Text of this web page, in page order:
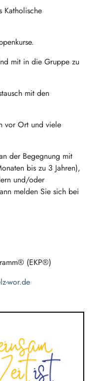
Katholische
mit in die Gruppe zu
mit den
vor Ort und viele
der Begegnung mit
bis zu 3 Jahren),
und/oder
melden Sie sich bei
(EKP®)
wor.de